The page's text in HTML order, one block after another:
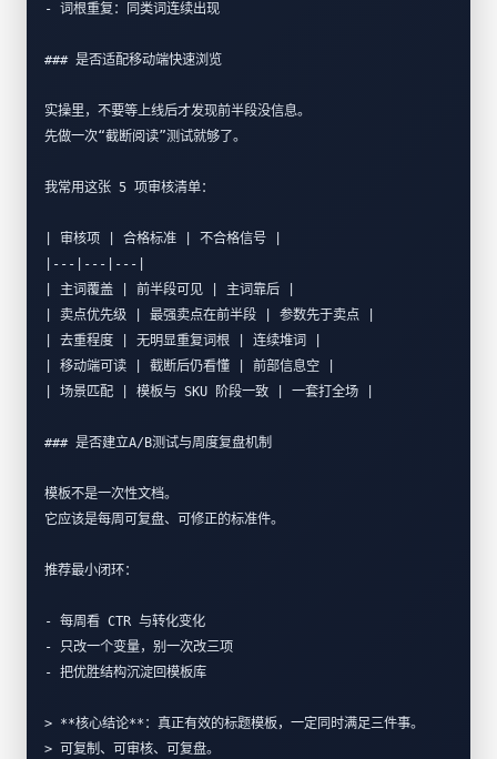
- 词根重复：同类词连续出现
### 是否适配移动端快速浏览
实操里，不要等上线后才发现前半段没信息。
先做一次“截断阅读”测试就够了。
我常用这张 5 项审核清单：
| 审核项 | 合格标准 | 不合格信号 |
|---|---|---|
| 主词覆盖 | 前半段可见 | 主词靠后 |
| 卖点优先级 | 最强卖点在前半段 | 参数先于卖点 |
| 去重程度 | 无明显重复词根 | 连续堆词 |
| 移动端可读 | 截断后仍看懂 | 前部信息空 |
| 场景匹配 | 模板与 SKU 阶段一致 | 一套打全场 |
### 是否建立A/B测试与周度复盘机制
模板不是一次性文档。
它应该是每周可复盘、可修正的标准件。
推荐最小闭环：
- 每周看 CTR 与转化变化
- 只改一个变量，别一次改三项
- 把优胜结构沉淀回模板库
> **核心结论**：真正有效的标题模板，一定同时满足三件事。
> 可复制、可审核、可复盘。